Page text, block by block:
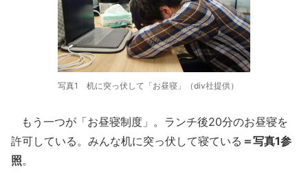
写真1 机に突っ伏して「お昼寝」（div社提供）
もう一つが「お昼寝制度」。ランチ後20分のお昼寝を
許可している。みんな机に突っ伏して寝ている ＝写真1参
照。